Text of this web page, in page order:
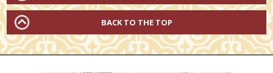
BACK TO THE TOP